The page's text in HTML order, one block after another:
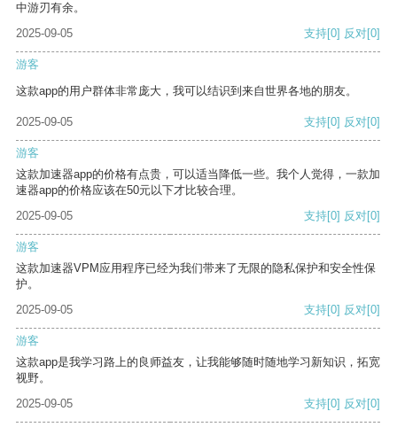
中游刃有余。
2025-09-05
支持[0] 反对[0]
游客
这款app的用户群体非常庞大，我可以结识到来自世界各地的朋友。
2025-09-05 支持[0] 反对[0]
游客
这款加速器app的价格有点贵，可以适当降低一些。我个人觉得，一款加
速器app的价格应该在50元以下才比较合理。
2025-09-05
支持[0] 反对[0]
游客
这款加速器VPM应用程序已经为我们带来了无限的隐私保护和安全性保
护。
2025-09-05
支持[0] 反对[0]
游客
这款app是我学习路上的良师益友，让我能够随时随地学习新知识，拓宽
视野。
2025-09-05
支持[0] 反对[0]